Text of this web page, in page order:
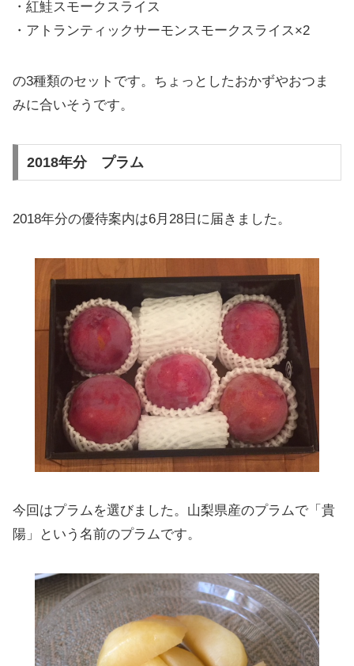
・紅鮭スモークスライス
・アトランティックサーモンスモークスライス×2
の3種類のセットです。ちょっとしたおかずやおつま
みに合いそうです。
2018年分 プラム
2018年分の優待案内は6月28日に届きました。
今回はプラムを選びました。山梨県産のプラムで「貴
陽」という名前のプラムです。